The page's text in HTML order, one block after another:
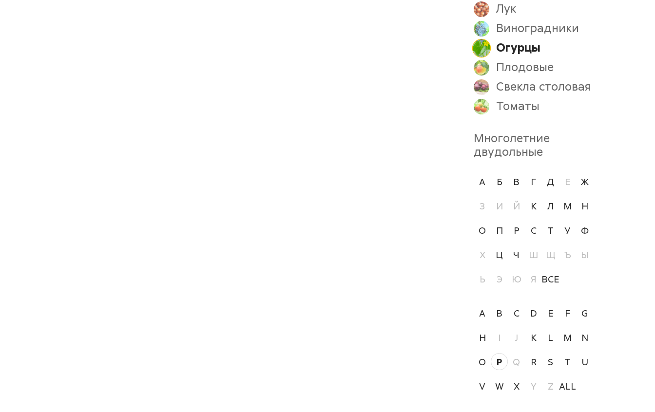
Лук
Виноградники
Огурцы
Плодовые
Свекла столовая
Томаты
Многолетние
двудольные
А Б В Г Д Е Ж
З И Й К Л М Н
О П Р С Т У Ф
Х Ц Ч Ш Щ Ъ Ы
Ь Э Ю Я ВСЕ
A B C D E F G
H I J K L M N
O P Q R S T U
V W X Y Z ALL